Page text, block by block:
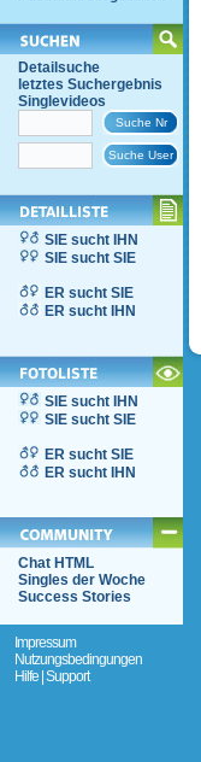
Detailsuche
letztes Suchergebnis
Singlevideos
SIE sucht IHN
SIE sucht SIE
ER sucht SIE
ER sucht IHN
SIE sucht IHN
SIE sucht SIE
ER sucht SIE
ER sucht IHN
Chat HTML
Singles der Woche
Success Stories
Impressum
Nutzungsbedingungen
Hilfe | Support